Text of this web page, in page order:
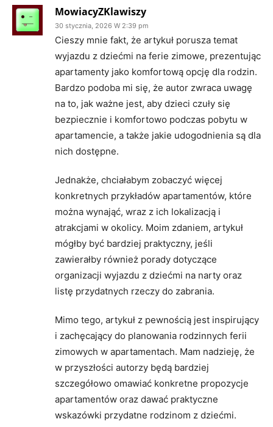
MowiacyZKlawiszy
30 stycznia, 2026 W 2:39 pm
Cieszy mnie fakt, że artykuł porusza temat
wyjazdu z dziećmi na ferie zimowe, prezentując
apartamenty jako komfortową opcję dla rodzin.
Bardzo podoba mi się, że autor zwraca uwagę
na to, jak ważne jest, aby dzieci czuły się
bezpiecznie i komfortowo podczas pobytu w
apartamencie, a także jakie udogodnienia są dla
nich dostępne.
Jednakże, chciałabym zobaczyć więcej
konkretnych przykładów apartamentów, które
można wynająć, wraz z ich lokalizacją i
atrakcjami w okolicy. Moim zdaniem, artykuł
mógłby być bardziej praktyczny, jeśli
zawierałby również porady dotyczące
organizacji wyjazdu z dziećmi na narty oraz
listę przydatnych rzeczy do zabrania.
Mimo tego, artykuł z pewnością jest inspirujący
i zachęcający do planowania rodzinnych ferii
zimowych w apartamentach. Mam nadzieję, że
w przyszłości autorzy będą bardziej
szczegółowo omawiać konkretne propozycje
apartamentów oraz dawać praktyczne
wskazówki przydatne rodzinom z dziećmi.